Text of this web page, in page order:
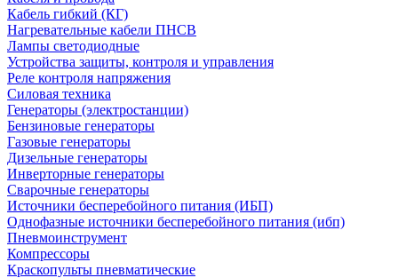
Кабель гибкий (КГ)
Нагревательные кабели ПНСВ
Лампы светодиодные
Устройства защиты, контроля и управления
Реле контроля напряжения
Силовая техника
Генераторы (электростанции)
Бензиновые генераторы
Газовые генераторы
Дизельные генераторы
Инверторные генераторы
Сварочные генераторы
Источники бесперебойного питания (ИБП)
Однофазные источники бесперебойного питания (ибп)
Пневмоинструмент
Компрессоры
Краскопульты пневматические